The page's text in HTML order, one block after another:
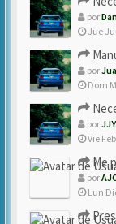
por
Jue
por
Dom
por
Vie
Me
por
Lun